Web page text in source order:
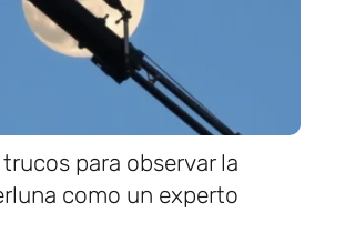
trucos para observar la
como un experto